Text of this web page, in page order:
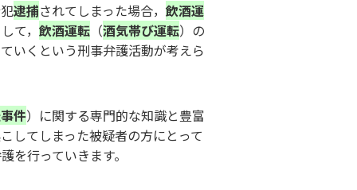
逮捕されてしまった場合， 飲酒運
て， 飲酒運転 （酒気帯び運転）の
いくという刑事弁護活動が考えら
件）に関する専門的な知識と豊富
してしまった被疑者の方にとって
を行っていきます。